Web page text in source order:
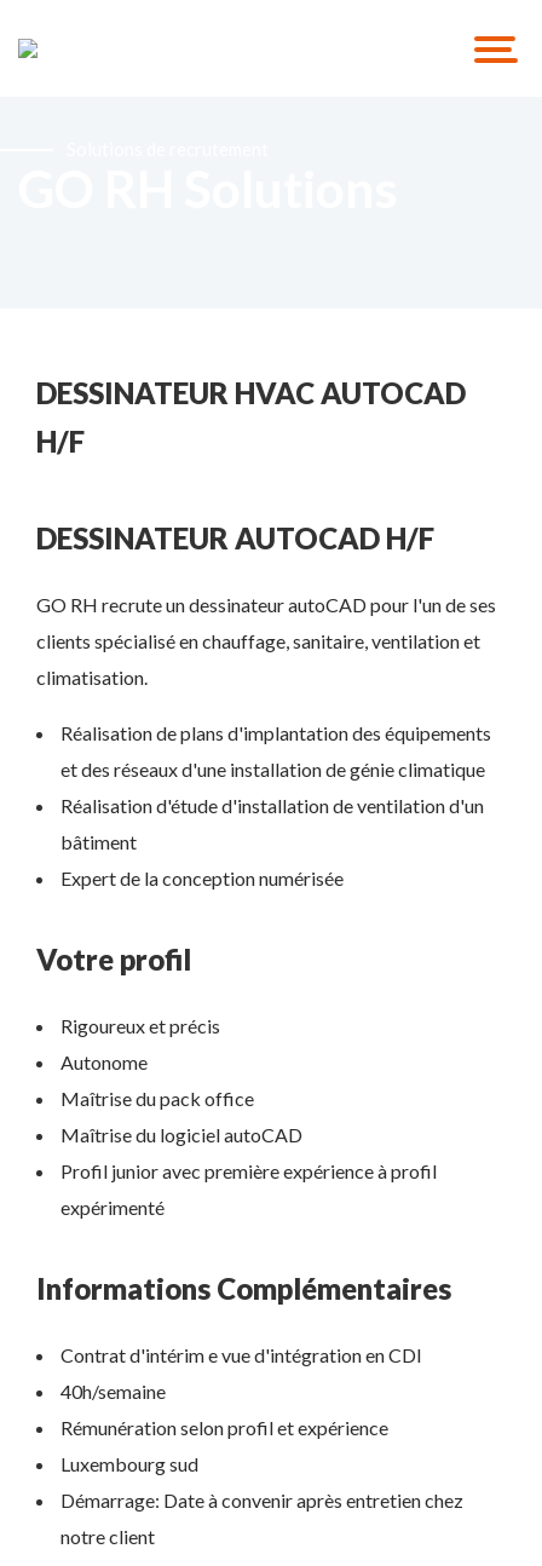
DESSINATEUR HVAC AUTOCAD
H/F
DESSINATEUR AUTOCAD H/F
GO RH recrute un dessinateur autoCAD pour l'un de ses
clients spécialisé en chauffage, sanitaire, ventilation et
climatisation.
Réalisation de plans d'implantation des équipements
et des réseaux d'une installation de génie climatique
Réalisation d'étude d'installation de ventilation d'un
bâtiment
Expert de la conception numérisée
Votre profil
Rigoureux et précis
Autonome
Maîtrise du pack office
Maîtrise du logiciel autoCAD
Profil junior avec première expérience à profil
expérimenté
Informations Complémentaires
Contrat d'intérim e vue d'intégration en CDI
40h/semaine
Rémunération selon profil et expérience
Luxembourg sud
Démarrage: Date à convenir après entretien chez
notre client